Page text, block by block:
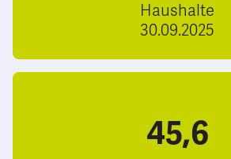
Haushalte
30.09.2025
45,6